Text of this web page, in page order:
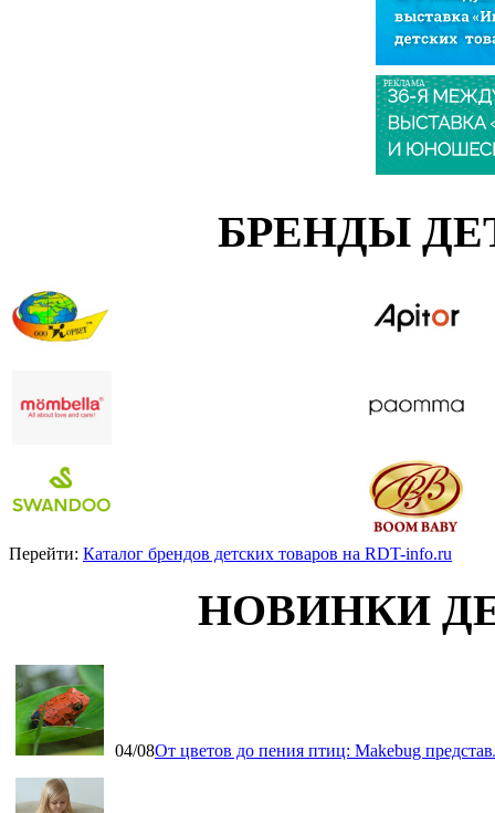
РЕКЛАМА
БРЕНДЫ
Перейти: Каталог брендов детских товаров на RDT-info.ru
НОВИНКИ
04/08От цветов до пения птиц: Makebug